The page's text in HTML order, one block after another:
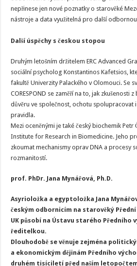
nepřinese jen nové poznatky o starověké
nástroje a data využitelná pro další
Další úspěchy s českou stopou
Druhým letošním držitelem ERC Advanced
sociální psycholog Konstantinos Kafetsios,
fakultě Univerzity Palackého v Olomouci. Se
CORESPOND se zaměří na to, jak zkušenosti
důvěru ve společnost, ochotu spolupracovat
pravidla.
Mezi oceněnými je také český biochemik Petr
Institute for Research in Biomedicine. Jeho
zkoumat mechanismy oprav DNA a procesy
rozmanitostí.
prof. PhDr. Jana Mynářová, Ph.D.
Asyrioložka a egyptoložka Jana
českým odbornicím na starověký Přední
UK působí na Ústavu starého Předního
ředitelkou.
Dlouhodobě se věnuje zejména
a ekonomickým dějinám Předního
druhém tisíciletí před naším